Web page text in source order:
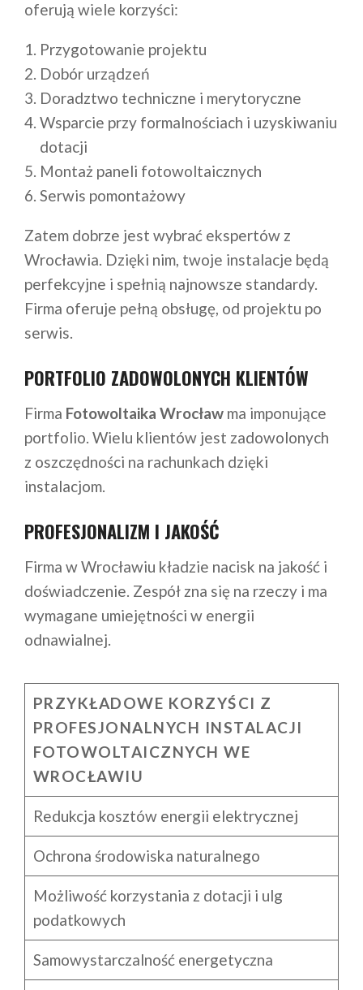
oferują wiele korzyści:
Przygotowanie projektu
Dobór urządzeń
Doradztwo techniczne i merytoryczne
Wsparcie przy formalnościach i uzyskiwaniu
dotacji
Montaż paneli fotowoltaicznych
Serwis pomontażowy
Zatem dobrze jest wybrać ekspertów z
Wrocławia. Dzięki nim, twoje instalacje będą
perfekcyjne i spełnią najnowsze standardy.
Firma oferuje pełną obsługę, od projektu po
serwis.
PORTFOLIO ZADOWOLONYCH KLIENTÓW
Firma Fotowoltaika Wrocław ma imponujące
portfolio. Wielu klientów jest zadowolonych
z oszczędności na rachunkach dzięki
instalacjom.
PROFESJONALIZM I JAKOŚĆ
Firma w Wrocławiu kładzie nacisk na jakość i
doświadczenie. Zespół zna się na rzeczy i ma
wymagane umiejętności w energii
odnawialnej.
PRZYKŁADOWE KORZYŚCI Z
PROFESJONALNYCH INSTALACJI
FOTOWOLTAICZNYCH WE
WROCŁAWIU
Redukcja kosztów energii elektrycznej
Ochrona środowiska naturalnego
Możliwość korzystania z dotacji i ulg
podatkowych
Samowystarczalność energetyczna